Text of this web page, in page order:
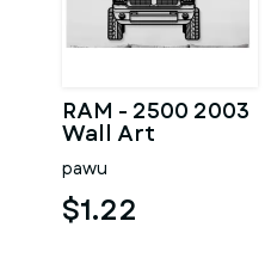
RAM - 2500 2003
Wall Art
pawu
$1.22